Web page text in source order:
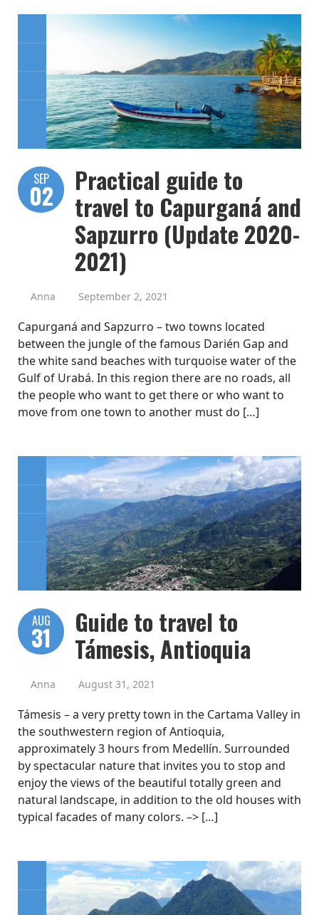
SEP
02
Practical guide to
travel to Capurganá and
Sapzurro (Update 2020-
2021)
Anna September 2, 2021
Capurganá and Sapzurro – two towns located
between the jungle of the famous Darién Gap and
the white sand beaches with turquoise water of the
Gulf of Urabá. In this region there are no roads, all
the people who want to get there or who want to
move from one town to another must do […]
AUG
31
Guide to travel to
Támesis, Antioquia
Anna August 31, 2021
Támesis – a very pretty town in the Cartama Valley in
the southwestern region of Antioquia,
approximately 3 hours from Medellín. Surrounded
by spectacular nature that invites you to stop and
enjoy the views of the beautiful totally green and
natural landscape, in addition to the old houses with
typical facades of many colors. –> […]